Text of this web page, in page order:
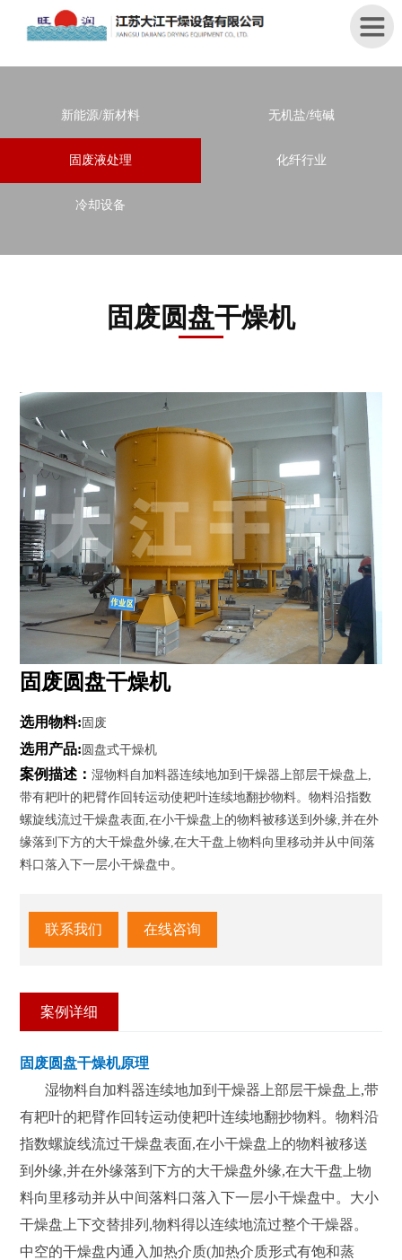
首
闻
讯
工
案
客
服
务
联
我
新能源/新材料 无机盐/纯碱
固废液处理 化纤行业
冷却设备
固废圆盘干燥机
固废圆盘干燥机
选用物料: 固废
选用产品:圆盘式干燥机
案例描述：湿物料自加料器连续地加到干燥器上部层干燥盘上,
带有耙叶的耙臂作回转运动使耙叶连续地翻抄物料。物料沿指数
螺旋线流过干燥盘表面,在小干燥盘上的物料被移送到外缘,并在外
缘落到下方的大干燥盘外缘,在大干盘上物料向里移动并从中间落
料口落入下一层小干燥盘中。
联系我们 在线咨询
案例详细
固废圆盘干燥机原理
湿物料自加料器连续地加到干燥器上部层干燥盘上,带
有耙叶的耙臂作回转运动使耙叶连续地翻抄物料。物料沿
指数螺旋线流过干燥盘表面,在小干燥盘上的物料被移送
到外缘,并在外缘落到下方的大干燥盘外缘,在大干盘上物
料向里移动并从中间落料口落入下一层小干燥盘中。大小
干燥盘上下交替排列,物料得以连续地流过整个干燥器。
中空的干燥盘内通入加热介质(加热介质形式有饱和蒸